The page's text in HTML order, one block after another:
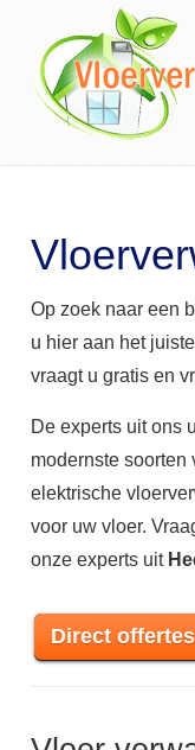
Op zoek naar een
u hier aan het
vraagt u gratis en
De experts uit ons
modernste soorten
elektrische
voor uw vloer.
onze experts uit
Direct